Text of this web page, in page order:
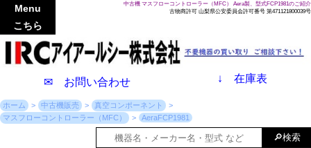
中古機 マスフローコントローラー（MFC） Aera製、型式FCP1981のご紹介
古物商許可 山梨県公安委員会許可番号 第471121800039号
✉ お問い合わせ ↓ 在庫表
Menu
こちら
ホーム 中古機販売
真空コンポーネント
マスフローコントローラー（MFC）
AeraFCP1981